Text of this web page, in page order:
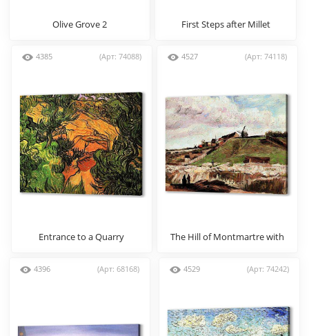
Olive Grove 2 First Steps after Millet
4385 (Арт: 74088)
Entrance to a Quarry
4527 (Арт: 74118)
The Hill of Montmartre with
4396 (Арт: 68168) 4529 (Арт: 74242)